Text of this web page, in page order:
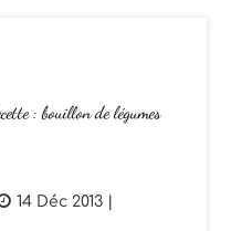
: bouillon de légumes
14 Déc 2013 |